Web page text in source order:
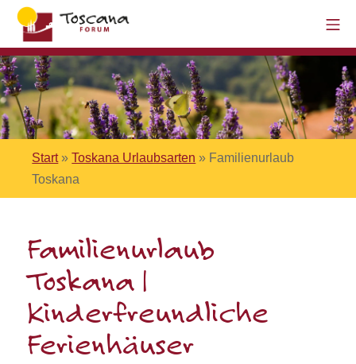
Start»Toskana Urlaubsarten » Familienurlaub
Toskana
Familienurlaub
Toskana |
Kinderfreundliche
Ferienhäuser